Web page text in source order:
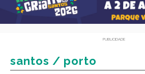
PUBLICIDADE
santos / porto